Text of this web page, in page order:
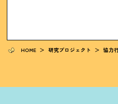
HOME ＞ 研究プロジェクト ＞ 協力